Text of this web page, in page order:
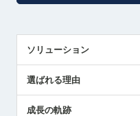
ソリューション
解決策提案
選ばれる理由
成長の軌跡